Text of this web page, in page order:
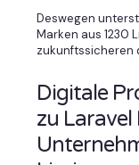
Deswegen
Marken aus 1230
zukunftssicheren
Digitale
zu